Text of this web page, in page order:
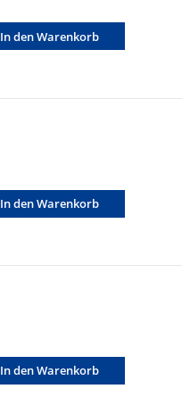
In den Warenkorb
In den Warenkorb
In den Warenkorb